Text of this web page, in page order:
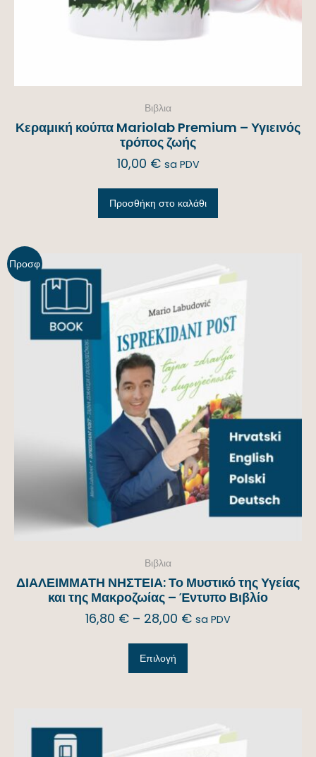
Βιβλια
Κεραμική κούπα Mariolab Premium – Υγιεινός
τρόπος ζωής
10,00 € sa PDV
Προσθήκη στο καλάθι
Προσφ
Βιβλια
ΔΙΑΛΕΙΜΜΑΤΗ ΝΗΣΤΕΙΑ: Το Μυστικό της Υγείας
και της Μακροζωίας – Έντυπο Βιβλίο
16,80 € – 28,00 € sa PDV
Επιλογή